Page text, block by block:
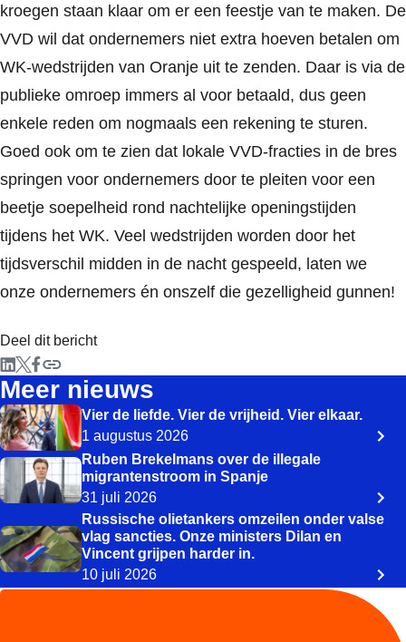
kroegen staan klaar om er een feestje van te maken. De
VVD wil dat ondernemers niet extra hoeven betalen om
WK-wedstrijden van Oranje uit te zenden. Daar is via de
publieke omroep immers al voor betaald, dus geen
enkele reden om nogmaals een rekening te sturen.
Goed ook om te zien dat lokale VVD-fracties in de bres
springen voor ondernemers door te pleiten voor een
beetje soepelheid rond nachtelijke openingstijden
tijdens het WK. Veel wedstrijden worden door het
tijdsverschil midden in de nacht gespeeld, laten we
onze ondernemers én onszelf die gezelligheid gunnen!
Deel dit bericht
Meer nieuws
Vier de liefde. Vier de vrijheid. Vier elkaar.
1 augustus 2026
Ruben Brekelmans over de illegale
migrantenstroom in Spanje
31 juli 2026
Russische olietankers omzeilen onder valse
vlag sancties. Onze ministers Dilan en
Vincent grijpen harder in.
10 juli 2026